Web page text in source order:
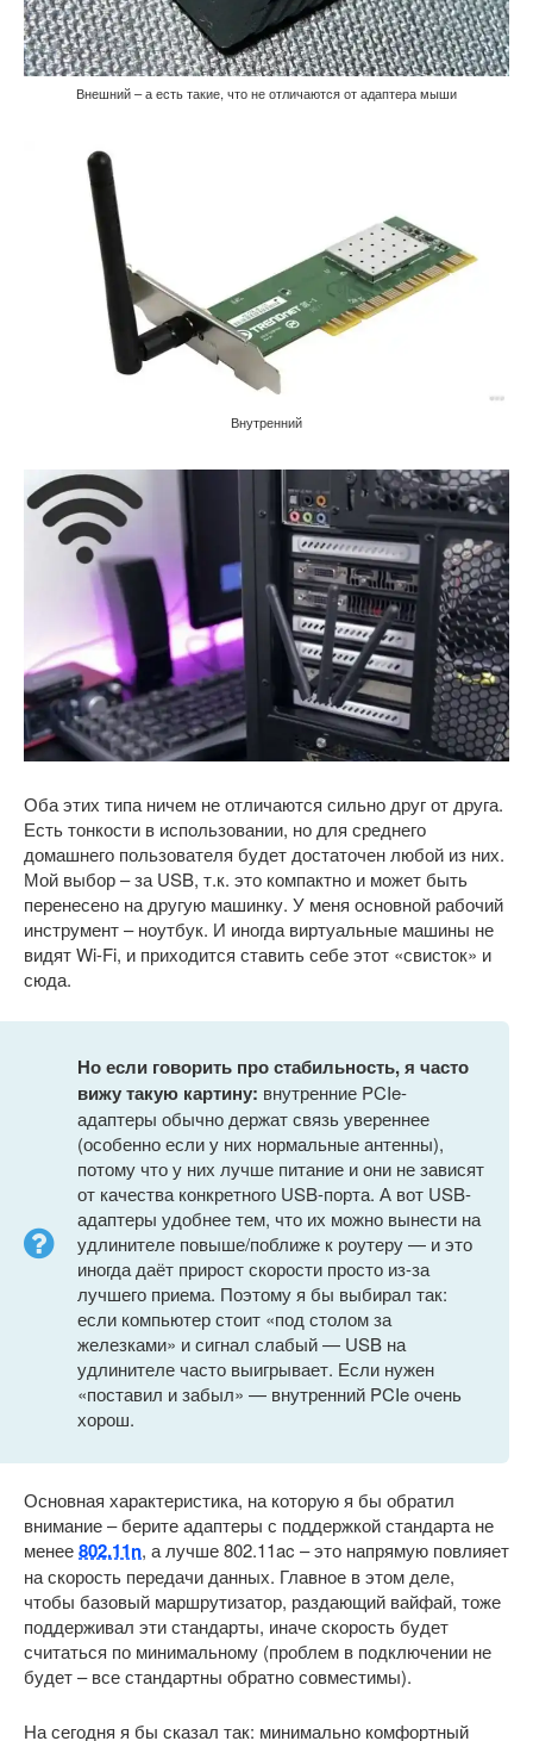
Внешний – а есть такие, что не отличаются от адаптера мыши
Внутренний
Оба этих типа ничем не отличаются сильно друг от друга.
Есть тонкости в использовании, но для среднего
домашнего пользователя будет достаточен любой из них.
Мой выбор – за USB, т.к. это компактно и может быть
перенесено на другую машинку. У меня основной рабочий
инструмент – ноутбук. И иногда виртуальные машины не
видят Wi-Fi, и приходится ставить себе этот «свисток» и
сюда.
Но если говорить про стабильность, я часто
вижу такую картину: внутренние PCIe-
адаптеры обычно держат связь увереннее
(особенно если у них нормальные антенны),
потому что у них лучше питание и они не зависят
от качества конкретного USB-порта. А вот USB-
адаптеры удобнее тем, что их можно вынести на
удлинителе повыше/поближе к роутеру — и это
иногда даёт прирост скорости просто из-за
лучшего приема. Поэтому я бы выбирал так:
если компьютер стоит «под столом за
железками» и сигнал слабый — USB на
удлинителе часто выигрывает. Если нужен
«поставил и забыл» — внутренний PCIe очень
хорош.
Основная характеристика, на которую я бы обратил
внимание – берите адаптеры с поддержкой стандарта не
менее802.11n, а лучше 802.11ac – это напрямую повлияет
на скорость передачи данных. Главное в этом деле,
чтобы базовый маршрутизатор, раздающий вайфай, тоже
поддерживал эти стандарты, иначе скорость будет
считаться по минимальному (проблем в подключении не
будет – все стандартны обратно совместимы).
На сегодня я бы сказал так: минимально комфортный